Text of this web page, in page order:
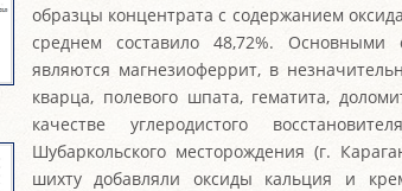
образцы концентрата с содержанием
среднем составило 48,72%.
являются магнезиоферрит, в
кварца, полевого шпата, гематита,
качестве углеродистого
Шубаркольского месторождения (г.
шихту добавляли оксиды кальция и